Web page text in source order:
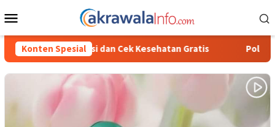
ke
Mobile
Konten Spesial
Kesehatan Gratis Polisi Ungkap Kasus